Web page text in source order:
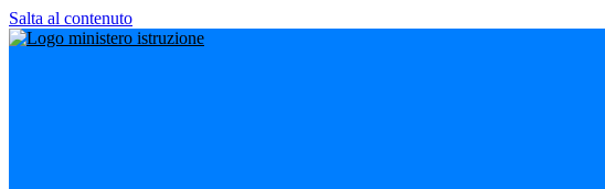
Salta al contenuto